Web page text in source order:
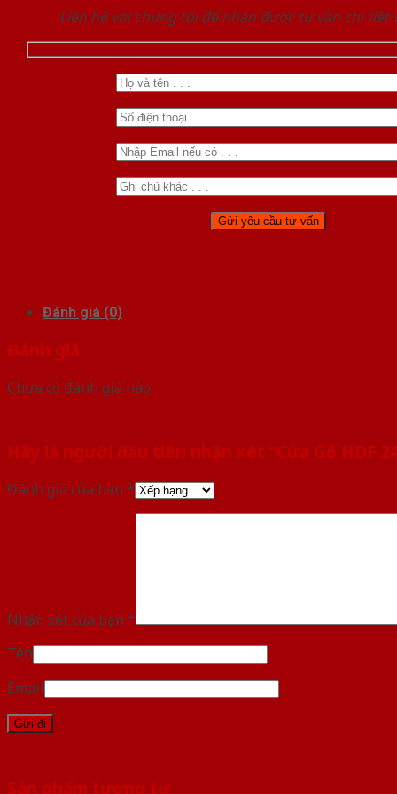
Liên hệ với chúng tôi để nhận được tư vấn chi tiết
Đánh giá (0)
Đánh giá
Chưa có đánh giá nào.
Hãy là người đầu tiên nhận xét “Cửa Gỗ HDF
Đánh giá của bạn *
Nhận xét của bạn *
Tên
Email
Sản phẩm tương tự